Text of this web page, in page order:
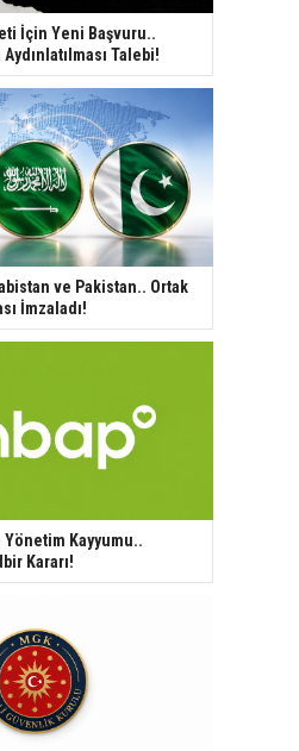
İçin Yeni Başvuru..
Talebi!
ve Pakistan.. Ortak
İmzaladı!
Yönetim Kayyumu..
Kararı!